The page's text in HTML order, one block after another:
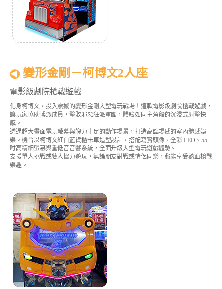
變形金剛－柯博文2人座
電影級劇院槍戰遊戲
化身柯博文，投入震撼的變形金剛大型電玩戰場！這款電影級劇院槍戰遊戲，
讓玩家協助博派成員，擊敗邪惡狂派軍團，體驗如同主角般的沉浸式射擊快
感。
透過超大畫面電玩螢幕與魄力十足的動作場景，打造高臨場感的室內體感娛
樂。機台以柯博文紅白藍貨櫃卡車造型設計，搭配寫實頭像、全彩 LED、55
吋高精細螢幕與重低音音響系統，全面升級大型電玩遊戲體驗。
支援單人挑戰或雙人協力遊玩，無論朋友對戰或情侶同樂，都能享受熱血槍戰
樂趣。